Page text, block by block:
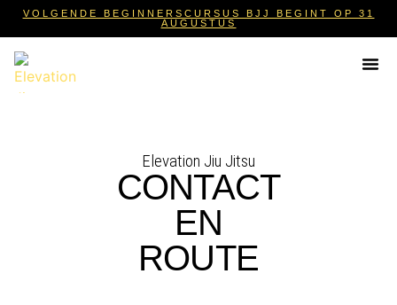
VOLGENDE BEGINNERSCURSUS BJJ BEGINT OP 31
AUGUSTUS
Elevation Jiu Jitsu
CONTACT
EN
ROUTE